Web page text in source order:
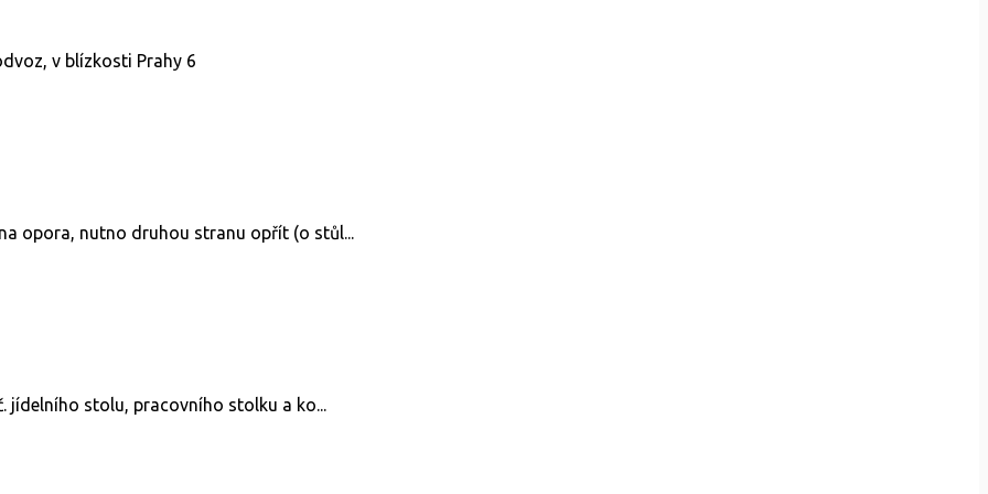
v blízkosti Prahy 6
opora, nutno druhou stranu opřít (o stůl...
stolu, pracovního stolku a ko...